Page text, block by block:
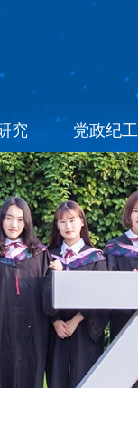
究 党政纪工